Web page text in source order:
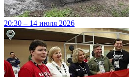
20:30 – 14 июля 2026